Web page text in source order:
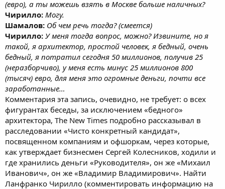
(евро), а ты можешь взять в Москве больше наличных?
Чирилло: Могу.
Шамалов: Об чем речь тогда? (смеется)
Чирилло: У меня тогда вопрос, можно? Извините, но я
такой, я архитектор, простой человек, я бедный, очень
бедный, я потратил сегодня 50 миллионов, получив 25
(неразборчиво), у меня есть минус 25 миллионов 800
(тысяч) евро, для меня это огромные деньги, почти все
заработанные…
Комментария эта запись, очевидно, не требует: о всех
фигурантах беседы, за исключением «бедного»
архитектора, The New Times подробно рассказывал в
расследовании «Чисто конкретный кандидат»,
посвященном компаниям и офшоркам, через которые,
как утверждает бизнесмен Сергей Колесников, ходили и
где хранились деньги «Руководителя», он же «Михаил
Иванович», он же «Владимир Владимирович». Найти
Ланфранко Чирилло (комментировать информацию на